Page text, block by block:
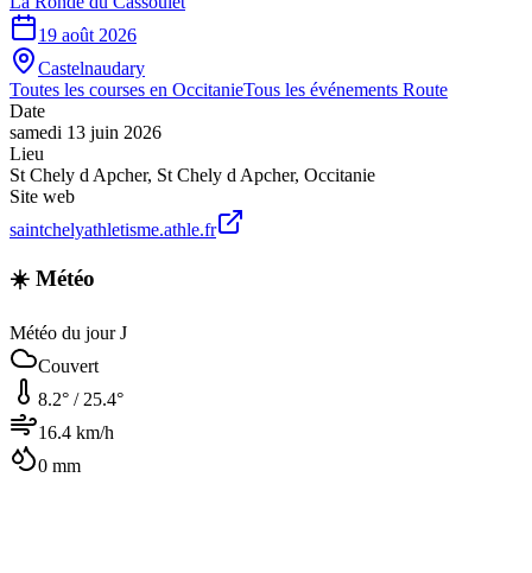
19 août 2026
Castelnaudary
Toutes les courses en OccitanieTous les événements Route
Date
samedi 13 juin 2026
Lieu
St Chely d Apcher, St Chely d Apcher, Occitanie
Site web
saintchelyathletisme.athle.fr
☀️ Météo
Météo du jour J
Couvert
8.2° / 25.4°
16.4 km/h
0 mm